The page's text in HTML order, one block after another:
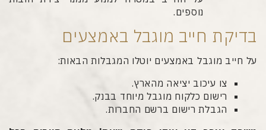
נוספים.
בדיקת חייב מוגבל באמצעים
על חייב מוגבל באמצעים יוטלו המגבלות הבאות:
צו עיכוב יציאה מהארץ.
רישום כלקוח מוגבל מיוחד בבנק.
הגבלת רישום ברשם החברות.